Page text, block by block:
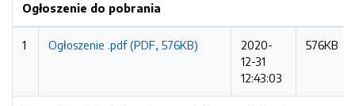
Ogłoszenie do pobrania
1 Ogłoszenie .pdf (PDF, 576KB)
2020-
12-31
12:43:03
576KB